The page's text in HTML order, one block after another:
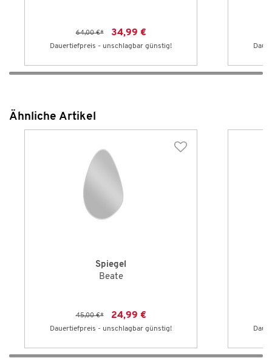
64,00 €* 34,99 €
Dauertiefpreis - unschlagbar günstig!
Ähnliche Artikel
Spiegel
Beate
45,00 €* 24,99 €
Dauertiefpreis - unschlagbar günstig!